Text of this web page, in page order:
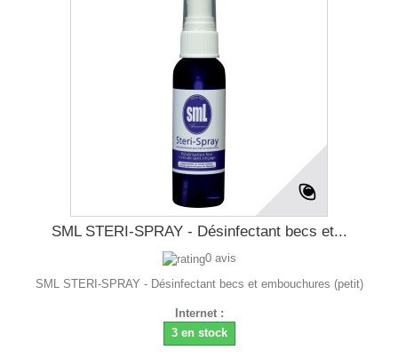
SML STERI-SPRAY - Désinfectant becs et...
0 avis
SML STERI-SPRAY - Désinfectant becs et embouchures (petit)
Internet :
3 en stock